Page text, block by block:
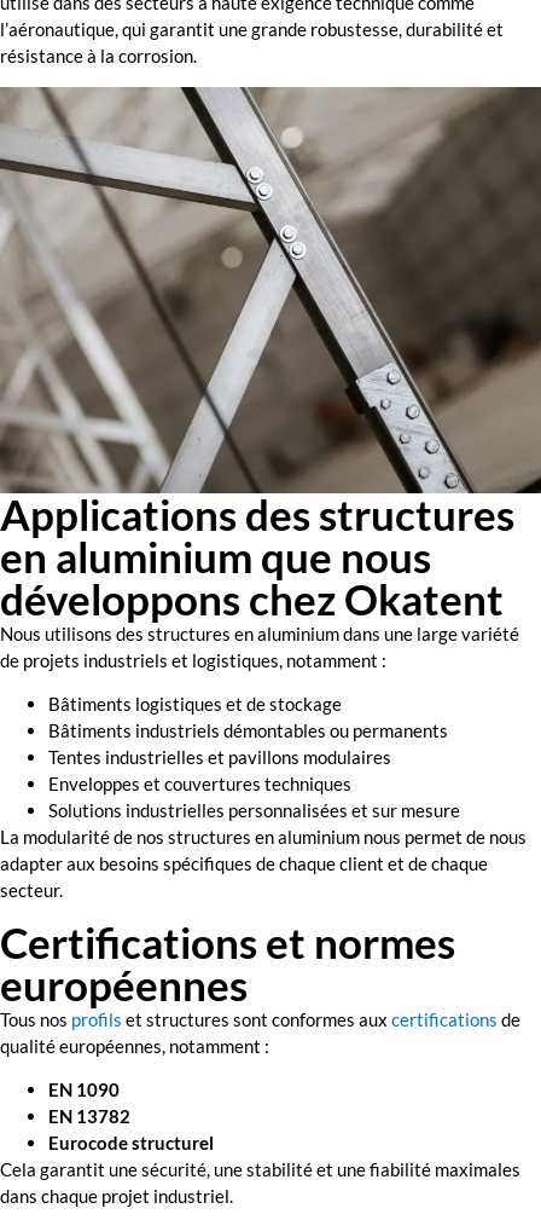
l’aéronautique, qui garantit une grande robustesse, durabilité et
résistance à la corrosion.
Applications des structures
en aluminium que nous
développons chez Okatent
Nous utilisons des structures en aluminium dans une large variété
de projets industriels et logistiques, notamment :
Bâtiments logistiques et de stockage
Bâtiments industriels démontables ou permanents
Tentes industrielles et pavillons modulaires
Enveloppes et couvertures techniques
Solutions industrielles personnalisées et sur mesure
La modularité de nos structures en aluminium nous permet de nous
adapter aux besoins spécifiques de chaque client et de chaque
secteur.
Certifications et normes
européennes
Tous nos profils et structures sont conformes aux certifications de
qualité européennes, notamment :
EN 1090
EN 13782
Eurocode structurel
Cela garantit une sécurité, une stabilité et une fiabilité maximales
dans chaque projet industriel.